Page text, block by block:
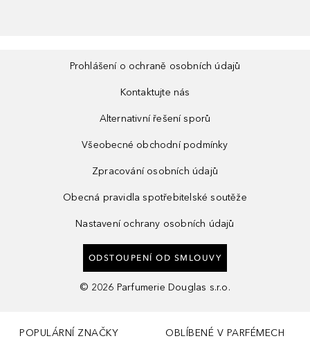
Prohlášení o ochraně osobních údajů
Kontaktujte nás
Alternativní řešení sporů
Všeobecné obchodní podmínky
Zpracování osobních údajů
Obecná pravidla spotřebitelské soutěže
Nastavení ochrany osobních údajů
ODSTOUPENÍ OD SMLOUVY
© 2026 Parfumerie Douglas s.r.o.
POPULÁRNÍ ZNAČKY OBLÍBENÉ V PARFÉMECH